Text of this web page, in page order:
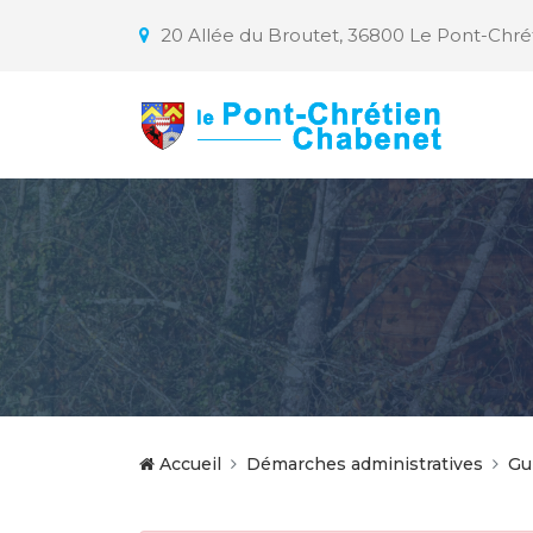
20 Allée du Broutet, 36800 Le Pont-
Accueil Démarches administratives